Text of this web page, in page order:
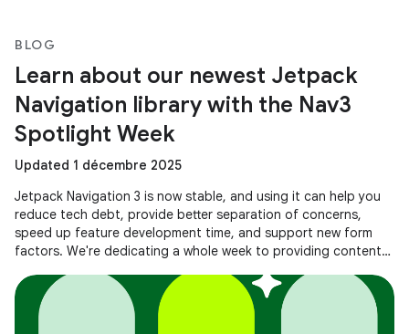
BLOG
Learn about our newest Jetpack
Navigation library with the Nav3
Spotlight Week
Updated 1 décembre 2025
Jetpack Navigation 3 is now stable, and using it can help you
reduce tech debt, provide better separation of concerns,
speed up feature development time, and support new form
factors. We're dedicating a whole week to providing content